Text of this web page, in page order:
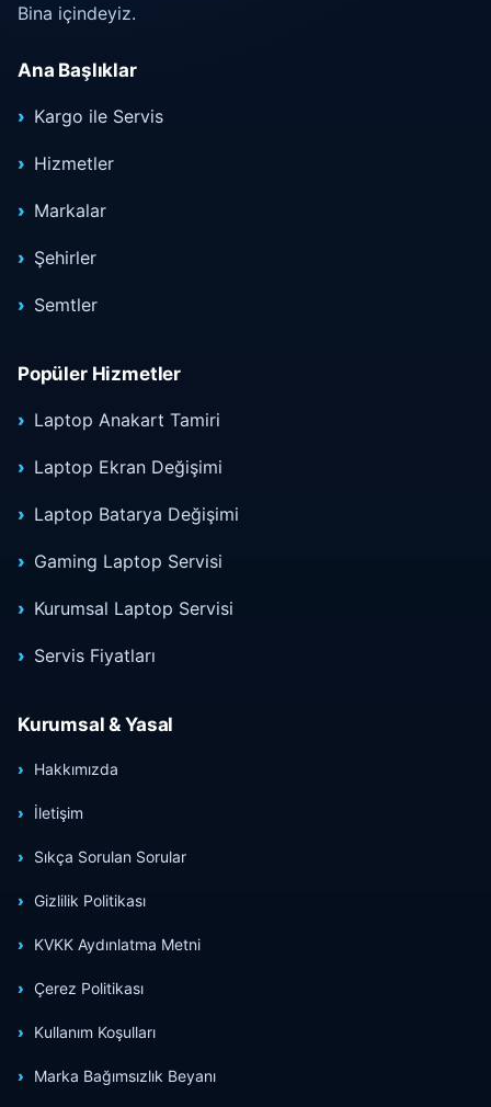
Bina içindeyiz.
Ana Başlıklar
Kargo ile Servis
Hizmetler
Markalar
Şehirler
Semtler
Popüler Hizmetler
Laptop Anakart Tamiri
Laptop Ekran Değişimi
Laptop Batarya Değişimi
Gaming Laptop Servisi
Kurumsal Laptop Servisi
Servis Fiyatları
Kurumsal & Yasal
Hakkımızda
İletişim
Sıkça Sorulan Sorular
Gizlilik Politikası
KVKK Aydınlatma Metni
Çerez Politikası
Kullanım Koşulları
Marka Bağımsızlık Beyanı